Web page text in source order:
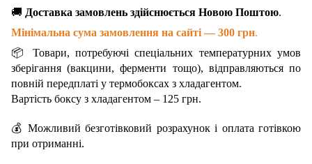
🚚 Доставка замовлень здійснюється Новою Поштою.
Мінімальна сума замовлення на сайті — 300 грн.
📦 Товари, потребуючі спеціальних температурних умов
зберігання (вакцини, ферменти тощо), відправляються по
повній передплаті у термобоксах з хладагентом.
Вартість боксу з хладагентом – 125 грн.
💰 Можливий безготівковий розрахунок і оплата готівкою
при отриманні.